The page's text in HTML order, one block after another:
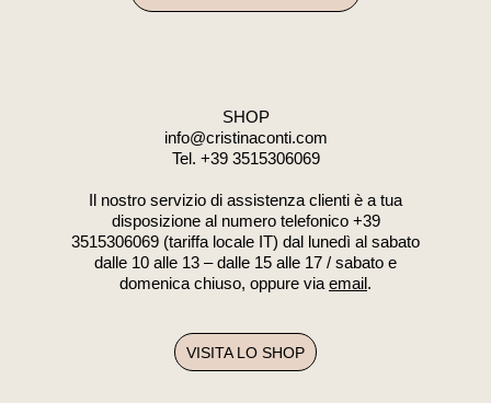
SHOP
info@cristinaconti.com
Tel. +39 3515306069
Il nostro servizio di assistenza clienti è a tua
disposizione al numero telefonico +39
3515306069 (tariffa locale IT) dal lunedì al sabato
dalle 10 alle 13 – dalle 15 alle 17 / sabato e
domenica chiuso, oppure via email.
VISITA LO SHOP